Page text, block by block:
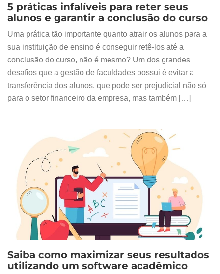
5 práticas infalíveis para reter seus
alunos e garantir a conclusão do curso
Uma prática tão importante quanto atrair os alunos para a
sua instituição de ensino é conseguir retê-los até a
conclusão do curso, não é mesmo? Um dos grandes
desafios que a gestão de faculdades possui é evitar a
transferência dos alunos, que pode ser prejudicial não só
para o setor financeiro da empresa, mas também […]
Saiba como maximizar seus resultados
utilizando um software acadêmico